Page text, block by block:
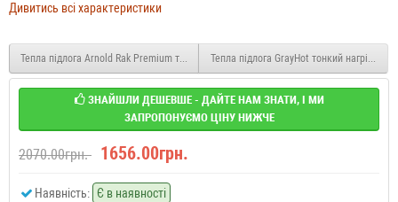
Дивитись всі характеристики
Тепла підлога Arnold Rak Premium теплі мати FH P 2000Вт 10 м2
Тепла підлога GrayHot тонкий
ЗНАЙШЛИ ДЕШЕВШЕ - ДАЙТЕ НАМ ЗНАТИ, І МИ
ЗАПРОПОНУЄМО ЦІНУ НИЖЧЕ
2070.00грн. 1656.00грн.
Наявність: Є в наявності